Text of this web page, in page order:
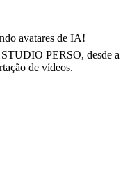
avatares de IA!
PERSO, desde a
de vídeos.